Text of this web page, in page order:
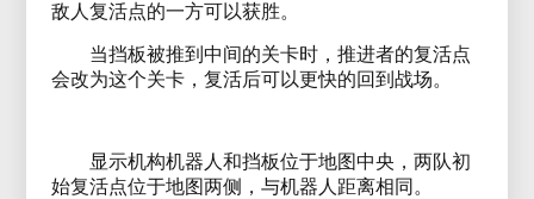
敌人复活点的一方可以获胜。
当挡板被推到中间的关卡时，推进者的复活点
会改为这个关卡，复活后可以更快的回到战场。
显示机构机器人和挡板位于地图中央，两队初
始复活点位于地图两侧，与机器人距离相同。